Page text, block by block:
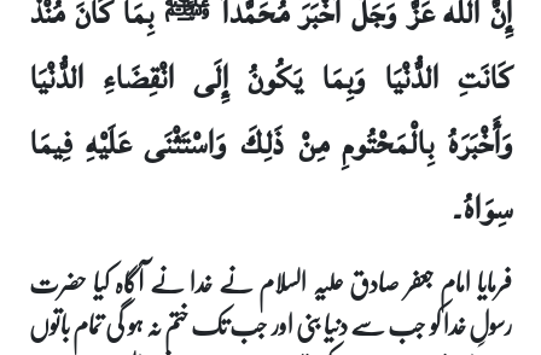
إِنَّ الله عَزَّ وَجَلَّ أَخْبَرَ مُحَمَّداً ﷺ بِمَا كَانَ مُنْذُ
كَانَتِ الدُّنْيَا وَبِمَا يَكُونُ إِلَى انْقِضَاءِ الدُّنْيَا
وَأَخْبَرَهُ بِالْمَحْتُومِ مِنْ ذَلِكَ وَاسْتَثْنَى عَلَيْهِ فِيمَا
سِوَاهُ۔
فرمایا امام جعفر صادق علیہ السلام نے خدا نے آگاہ کیا حضرت
رسولِ خدا کو جب سے دنیا بنی اور جب تک ختم نہ ہو گی تمام باتوں